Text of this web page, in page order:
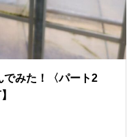
でみた！〈パート2